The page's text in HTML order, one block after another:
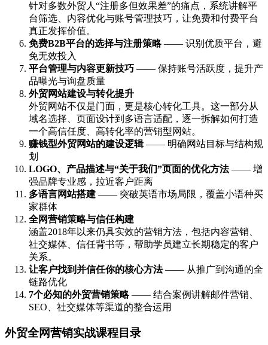
针对多数外贸人“注册多但效果差”的痛点，系统讲解平
台筛选、内容优化与账号管理技巧，让免费和付费平台
真正发挥价值。
免费B2B平台的选择与注册策略—— 识别优质平台，避
免无效投入
平台管理与内容更新技巧 —— 保持账号活跃度，提升产
品曝光与询盘质量
外贸网站建设与转化提升
外贸网站不仅是门面，更是核心转化工具。这一部分从
域名选择、页面设计到多语言适配，逐一拆解如何打造
一个高信任度、高转化率的营销型网站。
赚钱型外贸网站的建设逻辑—— 明确网站目标与结构规
划
LOGO、产品描述与“关于我们”页面的优化方法—— 增
强品牌专业感，拉近客户距离
多语言网站搭建 —— 突破英语市场局限，覆盖小语种买
家群体
全网营销策略与信任构建
涵盖2018年以来仍具实效的营销方法，包括内容营销、
社交媒体、信任背书等，帮助学员建立长期稳定的客户
关系。
让客户找到并信任你的核心方法—— 从推广到沟通的全
链路优化
7个必知的外贸营销策略—— 结合案例讲解邮件营销、
SEO、社交媒体等渠道的整合运用
外贸全网营销实战课程目录